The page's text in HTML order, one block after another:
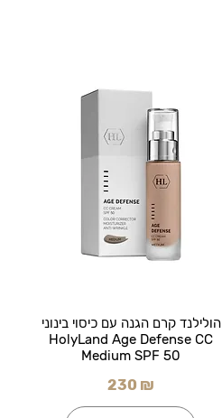
הולילנד קרם הגנה עם כיסוי בינוני
HolyLand Age Defense CC
Medium SPF 50
230 ₪